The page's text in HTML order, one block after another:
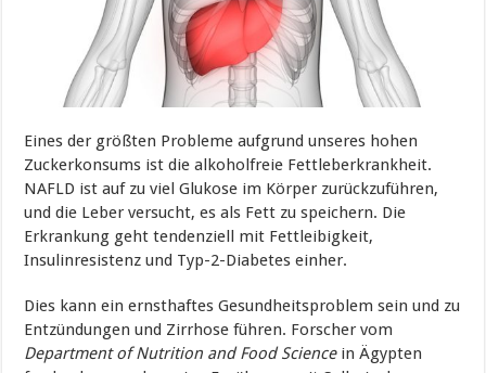
Eines der größten Probleme aufgrund unseres hohen
Zuckerkonsums ist die alkoholfreie Fettleberkrankheit.
NAFLD ist auf zu viel Glukose im Körper zurückzuführen,
und die Leber versucht, es als Fett zu speichern. Die
Erkrankung geht tendenziell mit Fettleibigkeit,
Insulinresistenz und Typ-2-Diabetes einher.
Dies kann ein ernsthaftes Gesundheitsproblem sein und zu
Entzündungen und Zirrhose führen. Forscher vom
Department of Nutrition and Food Sciencein Ägypten